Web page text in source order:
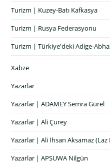
Turizm | Kuzey-Batı Kafkasya
Turizm | Rusya Federasyonu
Turizm | Türkiye'deki Adige-
Xabze
Yazarlar
Yazarlar | ADAMEY Semra Gürel
Yazarlar | Ali Çurey
Yazarlar | Ali İhsan Aksamaz
Yazarlar | APSUWA Nilgün